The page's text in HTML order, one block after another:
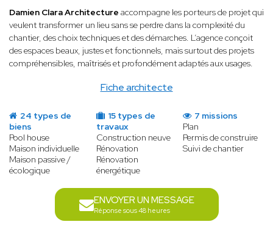
Fiche architecte
Damien Clara Architecture accompagne les porteurs de projet qui
veulent transformer un lieu sans se perdre dans la complexité du
chantier, des choix techniques et des démarches. L’agence conçoit
des espaces beaux, justes et fonctionnels, mais surtout des projets
compréhensibles, maîtrisés et profondément adaptés aux usages.
24 types de
biens
Pool house
Maison individuelle
Maison passive /
écologique
15 types de
travaux
Construction neuve
Rénovation
Rénovation
énergétique
7 missions
Plan
Permis de construire
Suivi de chantier
ENVOYER UN MESSAGE
Réponse sous 48 heures